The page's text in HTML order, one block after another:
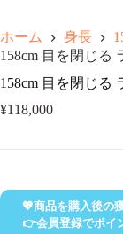
ホーム 身長
158cm 目を閉じる
158cm 目を閉じる
¥118,000
💖商品を購入後の
👉会員登録でポイ